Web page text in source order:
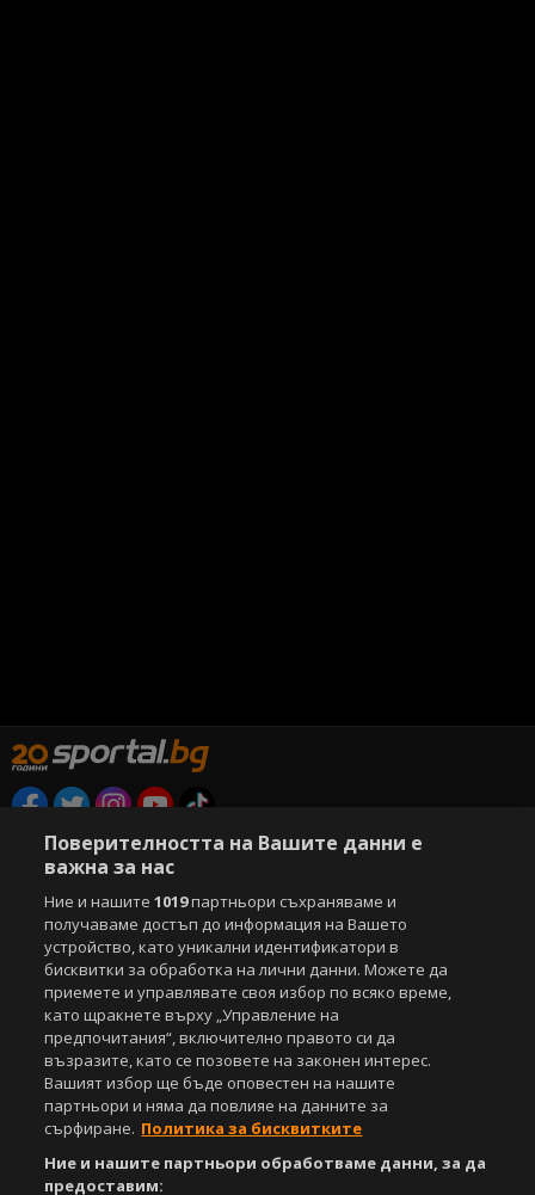
Copyright © 2007-2026 Агенция Спортал. Всички права запазени.
Този уебсайт е собственост на
За нас Екип За рекламa
Общи условия
Етични правила на НСС
Лични данни
Управление на предпочитания
Съдържанието на този уеб сайт и технологиите, използвани в него, са
под закрила на Закона за авторското право и сродните му права.
Всички статии, репортажи, интервюта и други текстови, графични и
видео материали, публикувани в сайта, са собственост на Агенция
Спортал, освен ако изрично е посочено друго. Допуска се
публикуване на текстови материали само след писмено съгласие на
Агенция Спортал, посочване на източника и добавяне на линк към
www.sportal.bg. Използването на графични и видео материали,
публикувани в сайта, е строго забранено. Нарушителите ще бъдат
Поверителността на Вашите данни е
важна за нас
Ние и нашите1019партньори съхраняваме и
получаваме достъп до информация на Вашето
устройство, като уникални идентификатори в
бисквитки за обработка на лични данни. Можете да
приемете и управлявате своя избор по всяко време,
като щракнете върху „Управление на
предпочитания“, включително правото си да
възразите, като се позовете на законен интерес.
Вашият избор ще бъде оповестен на нашите
партньори и няма да повлияе на данните за
сърфиране. Политика за бисквитките
Ние и нашите партньори обработваме данни, за да
предоставим: